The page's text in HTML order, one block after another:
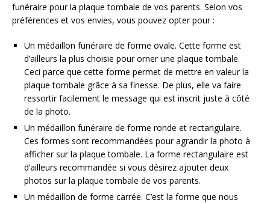
funéraire pour la plaque tombale de vos parents. Selon vos
préférences et vos envies, vous pouvez opter pour :
Un médaillon funéraire de forme ovale. Cette forme est
d’ailleurs la plus choisie pour orner une plaque tombale.
Ceci parce que cette forme permet de mettre en valeur la
plaque tombale grâce à sa finesse. De plus, elle va faire
ressortir facilement le message qui est inscrit juste à côté
de la photo.
Un médaillon funéraire de forme ronde et rectangulaire.
Ces formes sont recommandées pour agrandir la photo à
afficher sur la plaque tombale. La forme rectangulaire est
d’ailleurs recommandée si vous désirez ajouter deux
photos sur la plaque tombale de vos parents.
Un médaillon de forme carrée. C’est la forme que nous